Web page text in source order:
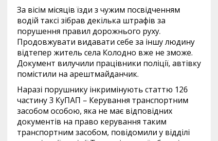
За вісім місяців їзди з чужим посвідченням
водій таксі зібрав декілька штрафів за
порушення правил дорожнього руху.
Продовжувати видавати себе за іншу людину
відтепер житель села Колодно вже не зможе.
Документ вилучили працівники поліції, автівку
помістили на арештмайданчик.
Наразі порушнику інкримінують статтю 126
частину 3 КуПАП – Керування транспортним
засобом особою, яка не має відповідних
документів на право керування таким
транспортним засобом, повідомили у відділі